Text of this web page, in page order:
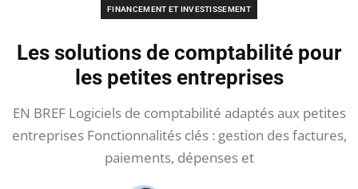
FINANCEMENT ET INVESTISSEMENT
Les solutions de comptabilité pour
les petites entreprises
EN BREF Logiciels de comptabilité adaptés aux petites
entreprises Fonctionnalités clés : gestion des factures,
paiements, dépenses et